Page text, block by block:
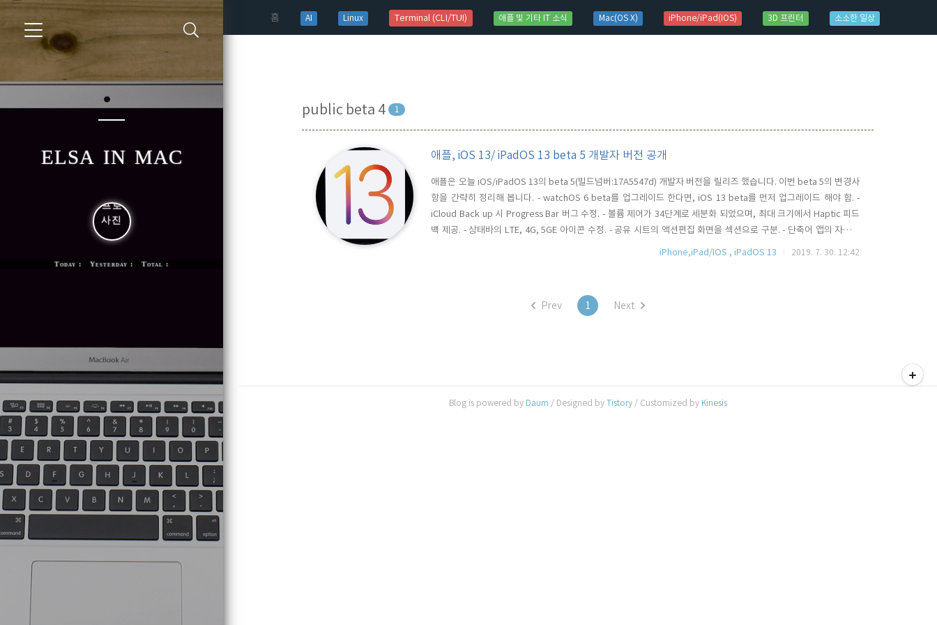
홈(current)
AI Linux Terminal (CLI/TUI) 애플 및 기타 IT 소식 Mac(OS X) iPhone/iPad(IOS) 3D 프린터 소소한 일상
elsa in mac
Today : Yesterday : Total :
public beta 4 1
애플, iOS 13/ iPadOS 13 beta 5 개발자 버전 공개
애플은 오늘 iOS/iPadOS 13의 beta 5(빌드넘버:17A5547d) 개발자 버전을 릴리즈 했습니다. 이번 beta 5의 변경사
항을 간략히 정리해 봅니다. - watchOS 6 beta를 업그레이드 한다면, iOS 13 beta를 먼저 업그레이드 해야 함. -
iCloud Back up 시 Progress Bar 버그 수정. - 볼륨 제어가 34단계로 세분화 되었으며, 최대 크기에서 Haptic 피드
백 제공. - 상태바의 LTE, 4G, 5GE 아이콘 수정. - 공유 시트의 액션편집 화면을 섹션으로 구분. - 단축어 앱의 자동화
(Automations) 세션 제거(차기 베타에서 추가 예정) - iPad 홈스크린 아이콘 배열을 4x5와 6x5에서 선택 가능. -
iPhone,iPad/IOS , iPadOS 13 2019. 7. 30. 12:42
Prev 1 Next
Blog is powered by Daum / Designed by Tistory/ Customized by Kinesis